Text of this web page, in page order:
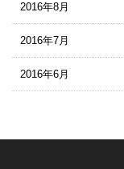
2016年8月
2016年7月
2016年6月